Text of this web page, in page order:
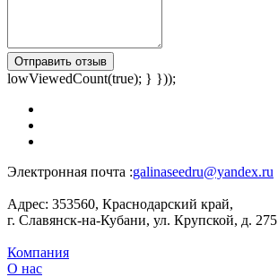
Отправить отзыв
lowViewedCount(true); } }));
Электронная почта :galinaseedru@yandex.ru
Адрес: 353560, Краснодарский край,
г. Славянск-на-Кубани, ул. Крупской, д. 275
Компания
О нас